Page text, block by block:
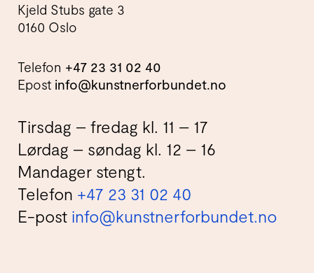
Kjeld Stubs gate 3
0160 Oslo
Telefon +47 23 31 02 40
Epost info@kunstnerforbundet.no
Tirsdag – fredag kl. 11 – 17
Lørdag – søndag kl. 12 – 16
Mandager stengt.
Telefon +47 23 31 02 40
E-post info@kunstnerforbundet.no